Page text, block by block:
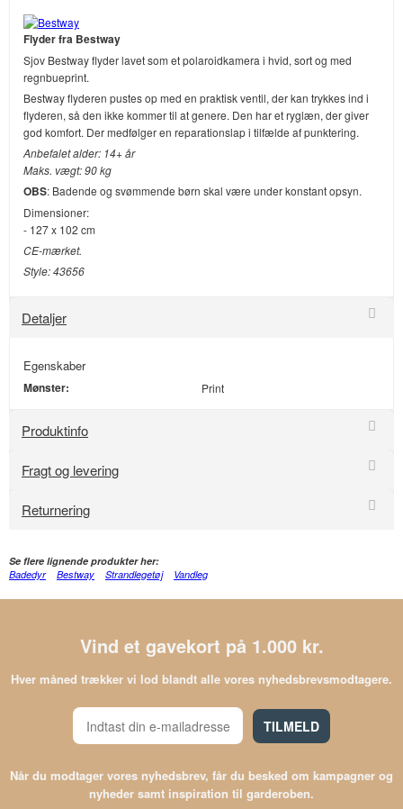
Flyder fra Bestway
Sjov Bestway flyder lavet som et polaroidkamera i hvid, sort og med
regnbueprint.
Bestway flyderen pustes op med en praktisk ventil, der kan trykkes ind i
flyderen, så den ikke kommer til at genere. Den har et ryglæn, der giver
god komfort. Der medfølger en reparationslap i tilfælde af punktering.
Anbefalet alder: 14+ år
Maks. vægt: 90 kg
OBS: Badende og svømmende børn skal være under konstant opsyn.
Dimensioner:
- 127 x 102 cm
CE-mærket.
Style: 43656
Detaljer
Egenskaber
Mønster: Print
Produktinfo
Fragt og levering
Returnering
Se flere lignende produkter her:
Badedyr
Bestway Strandlegetøj Vandleg
Vind et gavekort på 1.000 kr.
Hver måned trækker vi lod blandt alle vores nyhedsbrevsmodtagere.
TILMELD
Når du modtager vores nyhedsbrev, får du besked om kampagner og
nyheder samt inspiration til garderoben.